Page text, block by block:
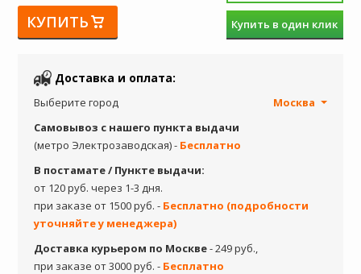
КУПИТЬ Купить в один клик
Доставка и оплата:
Выберите город
Москва
Самовывоз с нашего пункта выдачи
(метро Электрозаводская) - Бесплатно
В постамате / Пункте выдачи:
от 120 руб. через 1-3 дня.
при заказе от 1500 руб. - Бесплатно (подробности
уточняйте у менеджера)
Доставка курьером по Москве- 249 руб.,
при заказе от 3000 руб. - Бесплатно